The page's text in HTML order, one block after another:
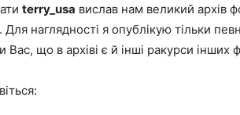
terry_usa вислав нам великий архів
наглядності я опублікую тільки
Вас, що в архіві є й інші ракурси інших